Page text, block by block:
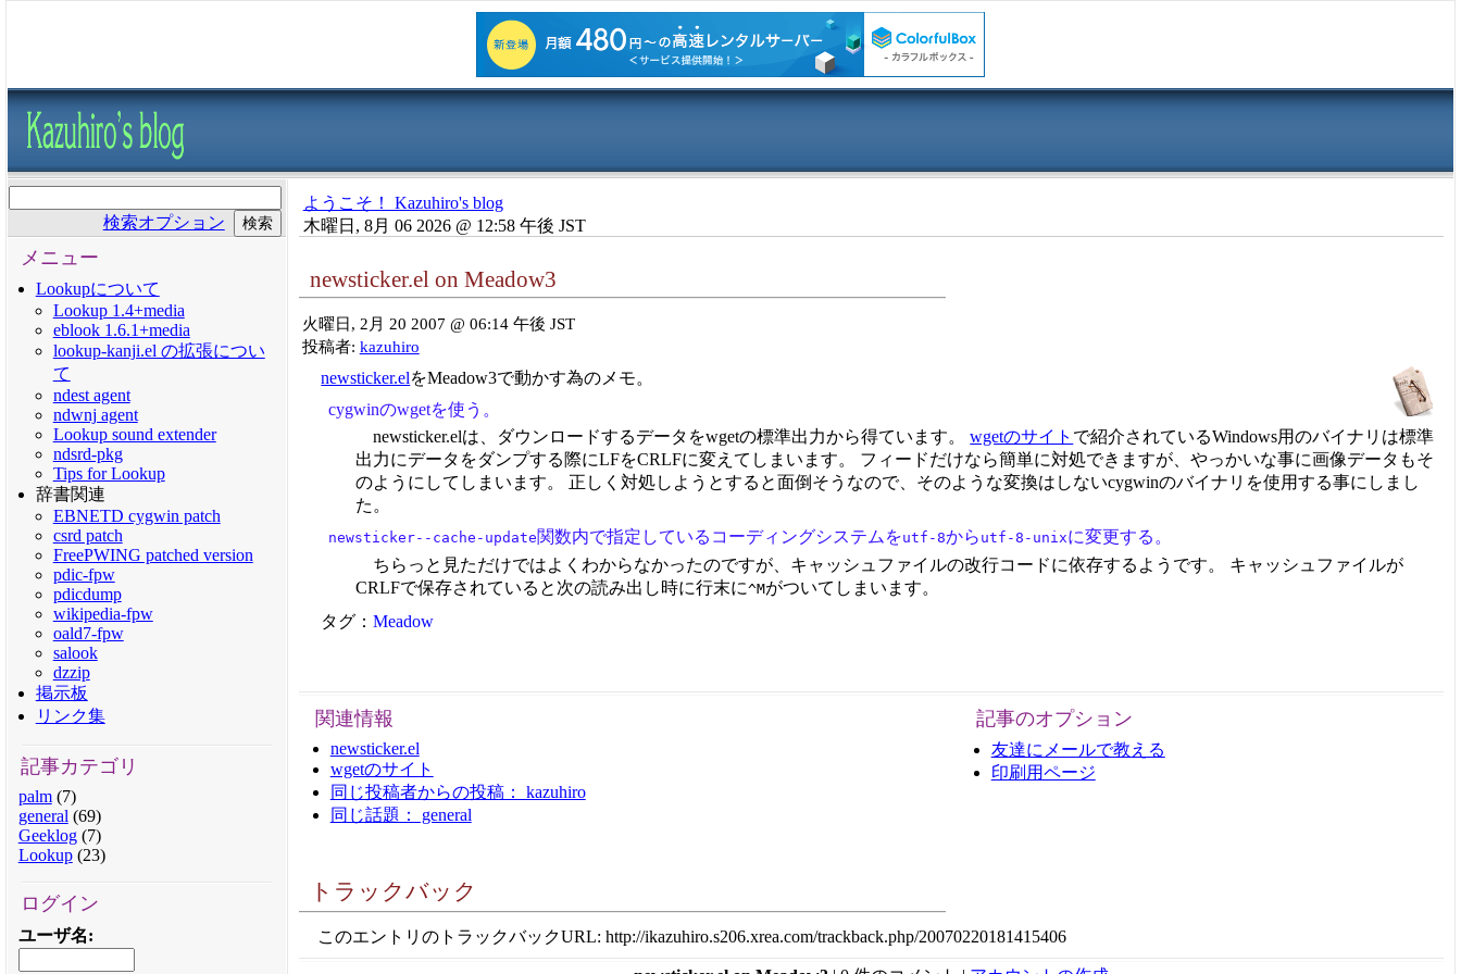
検索オプション
メニュー
Lookupについて
Lookup 1.4+media
eblook 1.6.1+media
lookup-kanji.el の拡張につい
て
ndest agent
ndwnj agent
Lookup sound extender
ndsrd-pkg
Tips for Lookup
辞書関連
EBNETD cygwin patch
csrd patch
FreePWING patched version
pdic-fpw
pdicdump
wikipedia-fpw
oald7-fpw
salook
dzzip
掲示板
リンク集
記事カテゴリ
palm(7)
general (69)
Geeklog(7)
Lookup(23)
ログイン
ユーザ名:
ようこそ！ Kazuhiro's blog
木曜日, 8月 06 2026 @ 12:58 午後 JST
newsticker.el on Meadow3
火曜日, 2月 20 2007 @ 06:14 午後 JST
投稿者: kazuhiro
newsticker.elをMeadow3で動かす為のメモ。
cygwinのwgetを使う。
newsticker.elは、ダウンロードするデータをwgetの標準出力から得ています。wgetのサイト で紹介されているWindows用のバイナリは標準
出力にデータをダンプする際にLFをCRLFに変えてしまいます。 フィードだけなら簡単に対処できますが、やっかいな事に画像データもそ
のようにしてしまいます。 正しく対処しようとすると面倒そうなので、そのような変換はしないcygwinのバイナリを使用する事にしまし
た。
newsticker--cache-update関数内で指定しているコーディングシステムをutf-8から utf-8-unixに変更する。
ちらっと見ただけではよくわからなかったのですが、キャッシュファイルの改行コードに依存するようです。 キャッシュファイルが
CRLFで保存されていると次の読み出し時に行末に^Mがついてしまいます。
タグ：Meadow
関連情報
newsticker.el
wgetのサイト
同じ投稿者からの投稿： kazuhiro
同じ話題： general
記事のオプション
友達にメールで教える
印刷用ページ
トラックバック
このエントリのトラックバックURL: http://ikazuhiro.s206.xrea.com/trackback.php/20070220181415406